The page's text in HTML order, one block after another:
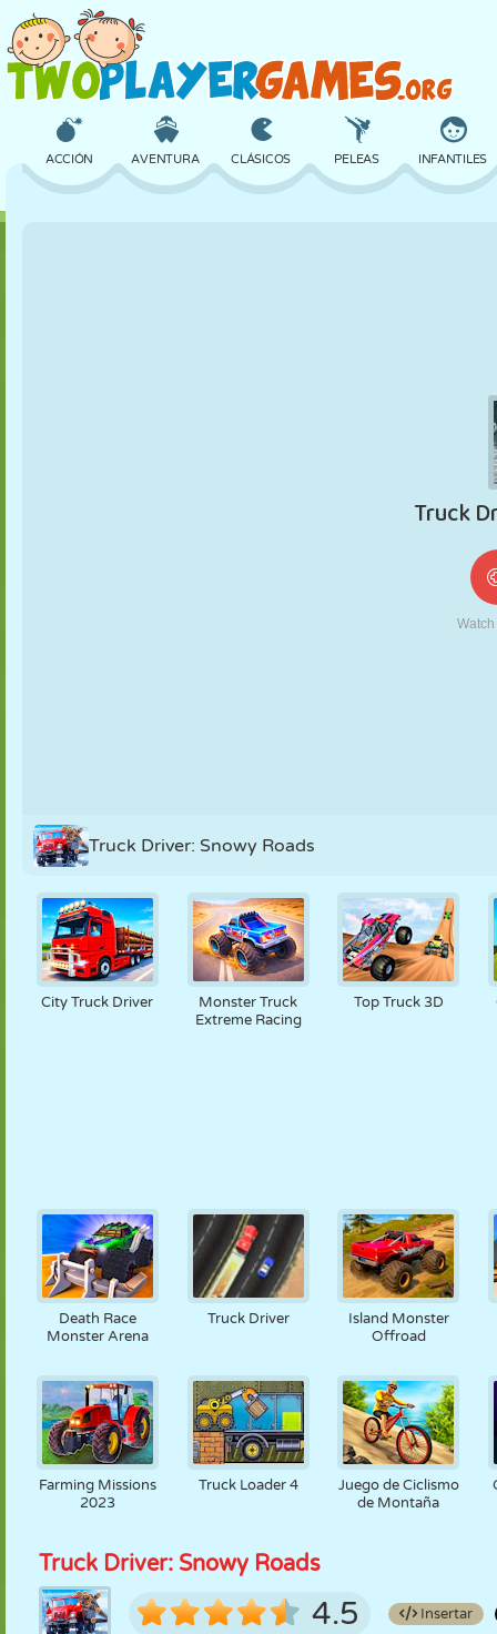
ACCIÓN AVENTURA CLÁSICOS PELEAS INFANTILES
ROBOTS
Truck Driver: Snowy Roads
City Truck Driver
Monster Truck
Extreme Racing
Top Truck 3D
Death Race
Monster Arena
Truck Driver
Island Monster
Offroad
Farming Missions
2023
Truck Loader 4
Juego de Ciclismo
de Montaña
Truck Driver: Snowy Roads
4.5 Insertar